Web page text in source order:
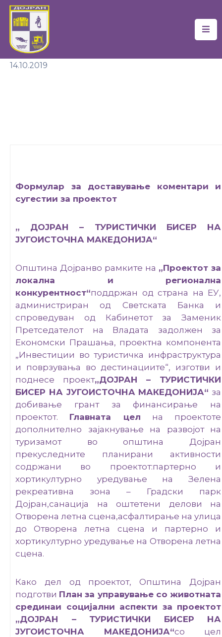
Почетна
Локална
Финансии
Настани
14.10.2019
Формулар за доставување коментари и
сугестии за проектот
„ ДОЈРАН – ТУРИСТИЧКИ БИСЕР НА
ЈУГОИСТОЧНА МАКЕДОНИЈА“
Општина Дојранво рамките на „Проектот за
локална и регионална
конкурентност“поддржан од страна на ЕУ,
администриран од Светската Банка и
спроведуван од Кабинетот за Заменик
Претседателот на Владата задолжен за
Економски Прашања, проектна компонента
„Инвестиции во туристичка инфраструктура
и поврзувања во дестинациите“, изготви и
поднесе проект„ДОЈРАН – ТУРИСТИЧКИ
БИСЕР НА ЈУГОИСТОЧНА МАКЕДОНИЈА“ за
добивање грант за финансирање на
проектот. Главната цел на проектоте
дополнително зајакнување на развојот на
туризамот во општина Дојран
прекуследните планирани активности
содржани во проектот:партерно и
хортикултурно уредување на Зелена
рекреативна зона – Градски парк
Дојран,санација на оштетени делови на
Отворена летна сцена,асфалтирање на улица
до Отворена летна сцена и партернo и
хортикултурно уредување на Отворена летна
сцена.
Како дел од проектот, Општина Дојран
подготви План за управување со животната
срединаи социјални аспекти за проектот
„ДОЈРАН – ТУРИСТИЧКИ БИСЕР НА
ЈУГОИСТОЧНА МАКЕДОНИЈА“со цел